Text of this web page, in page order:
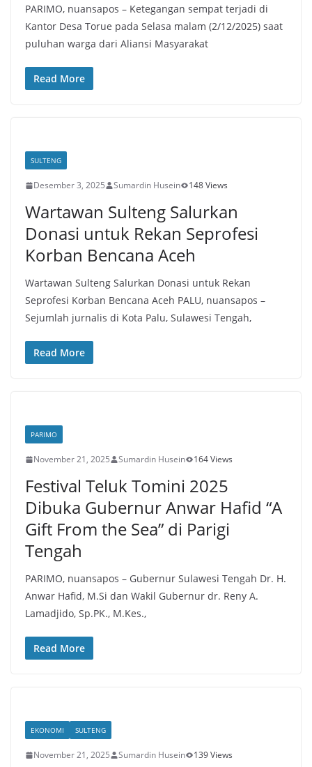
PARIMO, nuansapos – Ketegangan sempat terjadi di
Kantor Desa Torue pada Selasa malam (2/12/2025) saat
puluhan warga dari Aliansi Masyarakat
Read More
SULTENG
Desember 3, 2025 Sumardin Husein 148 Views
Wartawan Sulteng Salurkan
Donasi untuk Rekan Seprofesi
Korban Bencana Aceh
Wartawan Sulteng Salurkan Donasi untuk Rekan
Seprofesi Korban Bencana Aceh PALU, nuansapos –
Sejumlah jurnalis di Kota Palu, Sulawesi Tengah,
Read More
PARIMO
November 21, 2025 Sumardin Husein 164 Views
Festival Teluk Tomini 2025
Dibuka Gubernur Anwar Hafid “A
Gift From the Sea” di Parigi
Tengah
PARIMO, nuansapos – Gubernur Sulawesi Tengah Dr. H.
Anwar Hafid, M.Si dan Wakil Gubernur dr. Reny A.
Lamadjido, Sp.PK., M.Kes.,
Read More
EKONOMI SULTENG
November 21, 2025 Sumardin Husein 139 Views